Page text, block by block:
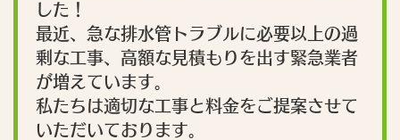
した！
最近、急な排水管トラブルに必要以上の過
剰な工事、高額な見積もりを出す緊急業者
が増えています。
私たちは適切な工事と料金をご提案させて
いただいております。